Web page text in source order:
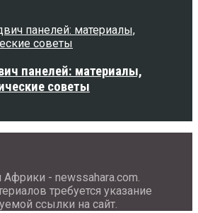
панелей: материалы,
советы
- newssahara.com.
требуется указание
ссылки на сайт.